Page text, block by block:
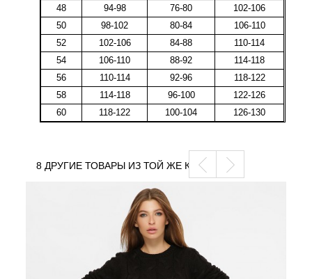
48
94-98 76-80
102-106
50
98-102 80-84
106-110
52
102-106 84-88
110-114
54
106-110 88-92
114-118
56
110-114 92-96
118-122
58
114-118 96-100
122-126
60
118-122 100-104 126-130
8 ДРУГИЕ ТОВАРЫ ИЗ ТОЙ ЖЕ КАТЕГОРИИ